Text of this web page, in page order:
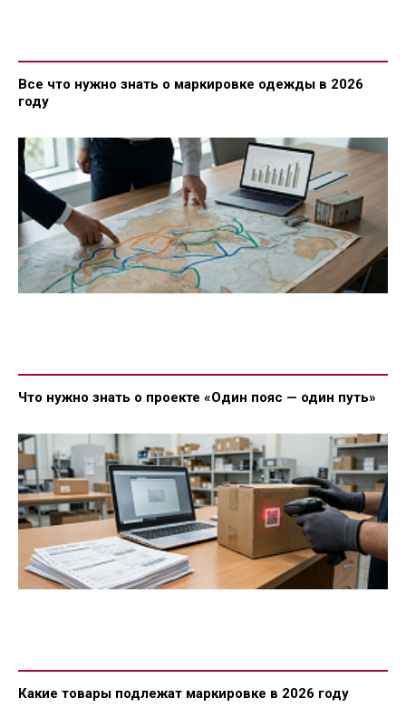
Все что нужно знать о маркировке одежды в 2026
году
Что нужно знать о проекте «Один пояс — один путь»
Какие товары подлежат маркировке в 2026 году